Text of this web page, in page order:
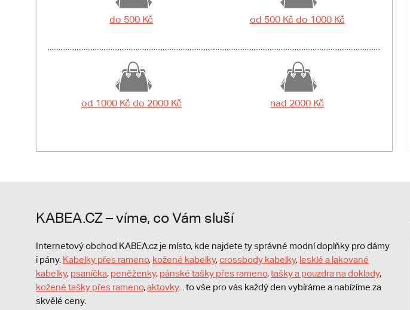
do 500 Kč od 500 Kč do 1000 Kč
od 1000 Kč do 2000 Kč nad 2000 Kč
KABEA.CZ – víme, co Vám sluší
Internetový obchod KABEA.cz je místo, kde najdete ty správné modní doplňky pro dámy
i pány. Kabelky přes rameno, kožené kabelky,crossbody kabelky, lesklé a lakované
kabelky, psaníčka, peněženky, pánské tašky přes rameno,tašky a pouzdra na doklady,
kožené tašky přes rameno,aktovky... to vše pro vás každý den vybíráme a nabízíme za
skvělé ceny.